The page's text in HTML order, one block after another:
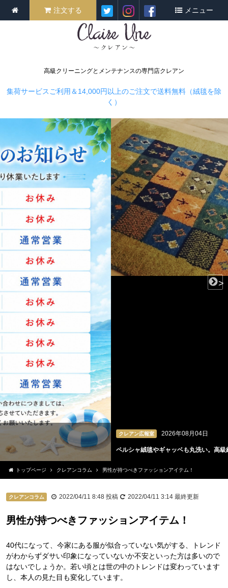
高級クリーニングとメンテナンスの専門店クレアン
注文する メニュー
集荷サービスご利用＆14,000円以上のご注文で送料無料（絨毯を除
く）
2026年08月04日
ペルシャ絨毯やギャッベも丸洗い。高級絨毯の専門クリーニング
< >
トップページ クレアンコラム 男性が持つべきファッションアイテム！
クレアンコラム 2022/04/11 8:48 投稿 2022/04/11 3:14 最終更新
男性が持つべきファッションアイテム！
40代になって、今家にある服が似合っていない気がする、トレンド
がわからずダサい印象になっていないか不安といった方は多いので
はないでしょうか。若い頃とは世の中のトレンドは変わっています
し、本人の見た目も変化しています。